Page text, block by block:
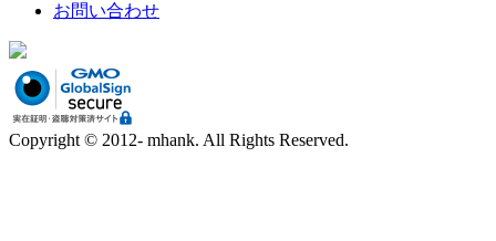
お問い合わせ
Copyright © 2012- mhank. All Rights Reserved.